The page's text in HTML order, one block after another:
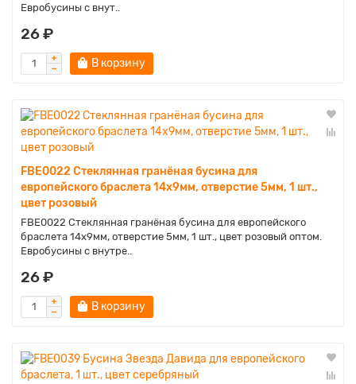
Евробусины с внут..
26 ₽
В корзину
FBE0022 Стеклянная гранёная бусина для
европейского браслета 14х9мм, отверстие 5мм, 1 шт.,
цвет розовый
FBE0022 Стеклянная гранёная бусина для европейского
браслета 14х9мм, отверстие 5мм, 1 шт., цвет розовый оптом.
Евробусины с внутре..
26 ₽
В корзину